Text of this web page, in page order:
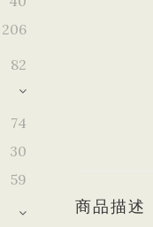
206
82
74
30
59
商品描述